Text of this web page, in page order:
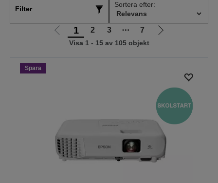
Filter
Sortera efter:
Gå
1 2 3 ⋯ 7
Gå
Visa 1 - 15 av 105 objekt
Spara